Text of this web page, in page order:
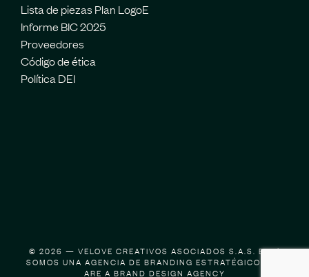
Lista de piezas Plan LogoE
Informe BIC 2025
Proveedores
Código de ética
Política DEI
© 2026 — VELOVE CREATIVOS ASOCIADOS S.A.S. BIC |
SOMOS UNA AGENCIA DE BRANDING ESTRATÉGICO | WE
ARE A BRAND DESIGN AGENCY